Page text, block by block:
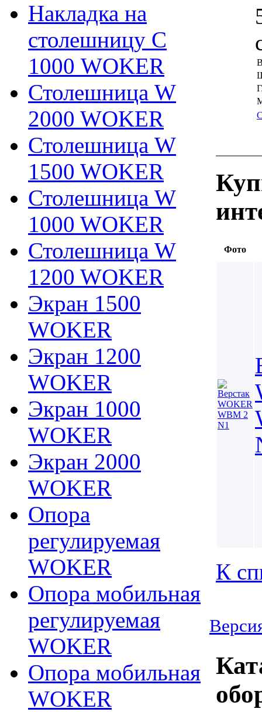
Накладка на
столешницу С
1000 WOKER
Столешница W
2000 WOKER
Столешница W
1500 WOKER
Столешница W
1000 WOKER
Столешница W
1200 WOKER
Экран 1500
WOKER
Экран 1200
WOKER
Экран 1000
WOKER
Экран 2000
WOKER
Опора
регулируемая
WOKER
Опора мобильная
регулируемая
WOKER
Опора мобильная
WOKER
Фото
К